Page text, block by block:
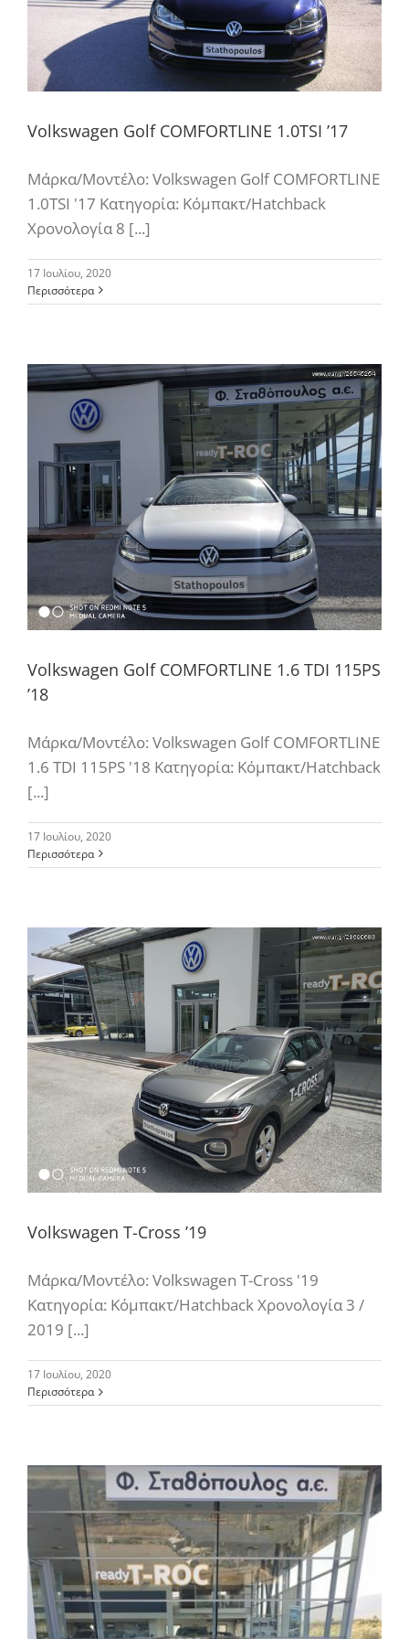
Volkswagen Golf COMFORTLINE 1.0TSI ’17
Μάρκα/Μοντέλο: Volkswagen Golf COMFORTLINE
1.0TSI '17 Κατηγορία: Κόμπακτ/Hatchback
Χρονολογία 8 [...]
17 Ιουλίου, 2020
Περισσότερα
Volkswagen Golf COMFORTLINE 1.6 TDI 115PS
’18
Μάρκα/Μοντέλο: Volkswagen Golf COMFORTLINE
1.6 TDI 115PS '18 Κατηγορία: Κόμπακτ/Hatchback
[...]
17 Ιουλίου, 2020
Περισσότερα
Volkswagen T-Cross ’19
Μάρκα/Μοντέλο: Volkswagen T-Cross '19
Κατηγορία: Κόμπακτ/Hatchback Χρονολογία 3 /
2019 [...]
17 Ιουλίου, 2020
Περισσότερα